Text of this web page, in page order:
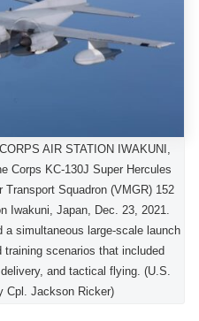
AIR STATION IWAKUNI,
Corps KC-130J Super Hercules
Squadron (VMGR) 152
Iwakuni, Japan, Dec. 23, 2021.
a simultaneous large-scale launch
scenarios that included
and tactical flying. (U.S.
Cpl. Jackson Ricker)